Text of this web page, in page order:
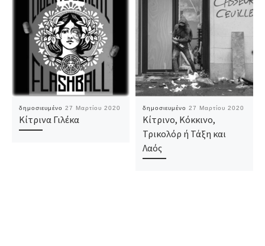
δημοσιευμένο 27 Μαρτίου 2020
Κίτρινα Γιλέκα
δημοσιευμένο 27 Μαρτίου 2020
Κίτρινο, Κόκκινο,
Τρικολόρ ή Τάξη και
Λαός